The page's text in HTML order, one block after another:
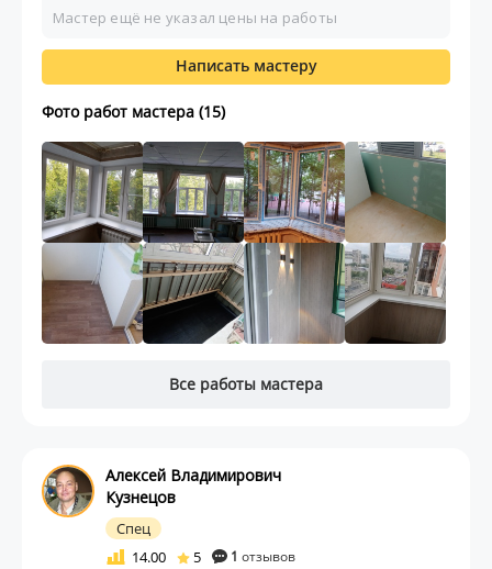
Мастер ещё не указал цены на работы
Написать мастеру
Фото работ мастера (15)
Все работы мастера
Алексей Владимирович
Кузнецов
Спец
14.00
5 1 отзывов